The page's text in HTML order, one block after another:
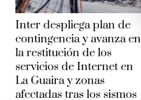
Inter despliega plan de
contingencia y avanza en
la restitución de los
servicios de Internet en
La Guaira y zonas
afectadas tras los sismos